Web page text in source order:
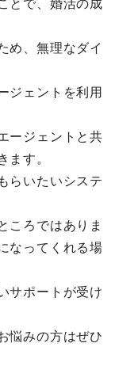
とで、婚活の成
め、無理なダイ
ジェントを利用
ージェントと共
ます。
らいたいシステ
ころではありま
なってくれる場
サポートが受け
悩みの方はぜひ